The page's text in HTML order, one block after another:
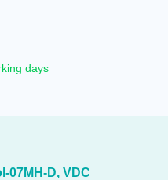
days
07MH-D, VDC